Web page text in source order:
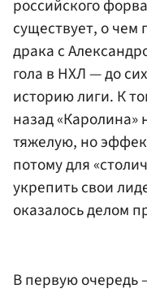
российского
существует, о чем
драка с
гола в НХЛ — до
историю лиги. К
назад «Каролина»
тяжелую, но
потому для
укрепить свои
оказалось делом
В первую очередь